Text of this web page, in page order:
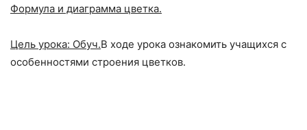
Формула и диаграмма цветка.
Цель урока: Обуч.В ходе урока ознакомить учащихся с
особенностями строения цветков.